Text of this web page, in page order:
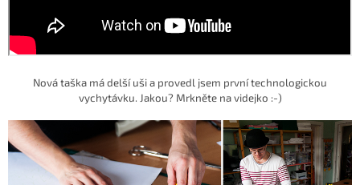
Nová taška má delší uši a provedl jsem první technologickou
vychytávku. Jakou? Mrkněte na videjko :-)